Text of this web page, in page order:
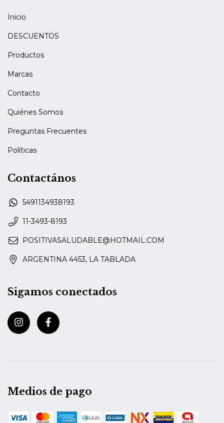
Inicio
DESCUENTOS
Productos
Marcas
Contacto
Quiénes Somos
Preguntas Frecuentes
Políticas
Contactános
5491134938193
11-3493-8193
POSITIVASALUDABLE@HOTMAIL.COM
ARGENTINA 4453, LA TABLADA
Sigamos conectados
Medios de pago